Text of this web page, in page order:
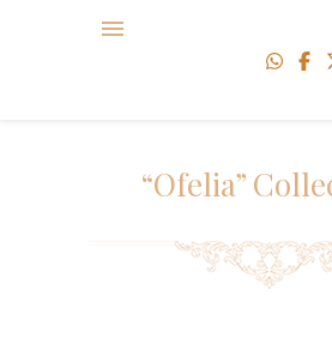
“Ofelia”